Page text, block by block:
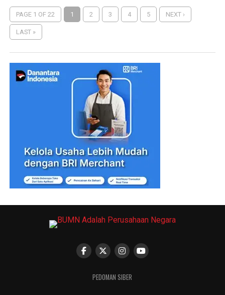
PAGE 1 OF 22 1 2 3 4 5 NEXT ›
LAST »
PEDOMAN SIBER